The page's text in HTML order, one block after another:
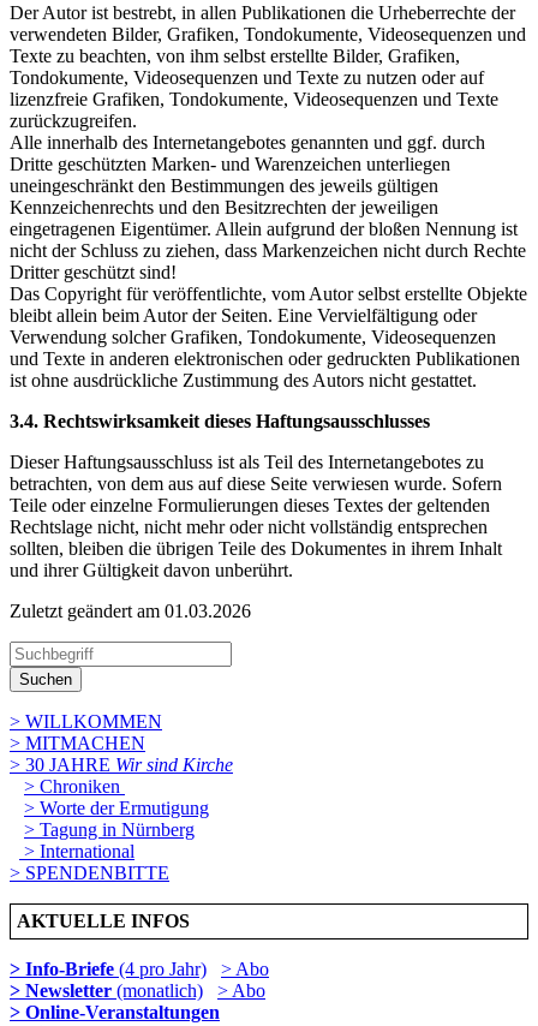
Der Autor ist bestrebt, in allen Publikationen die Urheberrechte der
verwendeten Bilder, Grafiken, Tondokumente, Videosequenzen und
Texte zu beachten, von ihm selbst erstellte Bilder, Grafiken,
Tondokumente, Videosequenzen und Texte zu nutzen oder auf
lizenzfreie Grafiken, Tondokumente, Videosequenzen und Texte
zurückzugreifen.
Alle innerhalb des Internetangebotes genannten und ggf. durch
Dritte geschützten Marken- und Warenzeichen unterliegen
uneingeschränkt den Bestimmungen des jeweils gültigen
Kennzeichenrechts und den Besitzrechten der jeweiligen
eingetragenen Eigentümer. Allein aufgrund der bloßen Nennung ist
nicht der Schluss zu ziehen, dass Markenzeichen nicht durch Rechte
Dritter geschützt sind!
Das Copyright für veröffentlichte, vom Autor selbst erstellte Objekte
bleibt allein beim Autor der Seiten. Eine Vervielfältigung oder
Verwendung solcher Grafiken, Tondokumente, Videosequenzen
und Texte in anderen elektronischen oder gedruckten Publikationen
ist ohne ausdrückliche Zustimmung des Autors nicht gestattet.
3.4. Rechtswirksamkeit dieses Haftungsausschlusses
Dieser Haftungsausschluss ist als Teil des Internetangebotes zu
betrachten, von dem aus auf diese Seite verwiesen wurde. Sofern
Teile oder einzelne Formulierungen dieses Textes der geltenden
Rechtslage nicht, nicht mehr oder nicht vollständig entsprechen
sollten, bleiben die übrigen Teile des Dokumentes in ihrem Inhalt
und ihrer Gültigkeit davon unberührt.
Zuletzt geändert am 01­.03.2026
Suchen
> WILLKOMMEN
> MITMACHEN
> 30 JAHRE Wir sind Kirche
> Chroniken
> Worte der Ermutigung
> Tagung in Nürnberg
> International
> SPENDENBITTE
AKTUELLE INFOS
> Info-Briefe (4 pro Jahr)
> Abo
> Newsletter (monatlich)
> Abo
> Online-Veranstaltungen